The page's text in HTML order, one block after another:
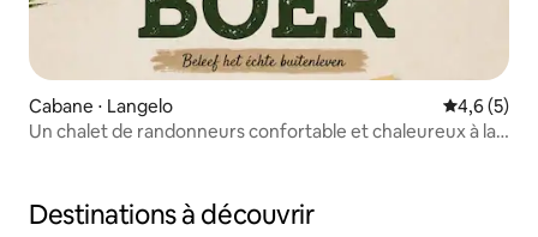
Cabane ⋅ Langelo Évaluation
4,6 (5)
Un chalet de randonneurs confortable et chaleureux à la
Destinations à découvrir